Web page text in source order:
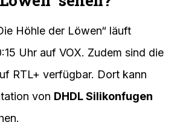
Höhle der Löwen“ läuft
Uhr auf VOX. Zudem sind die
RTL+ verfügbar. Dort kann
von DHDL Silikonfugen